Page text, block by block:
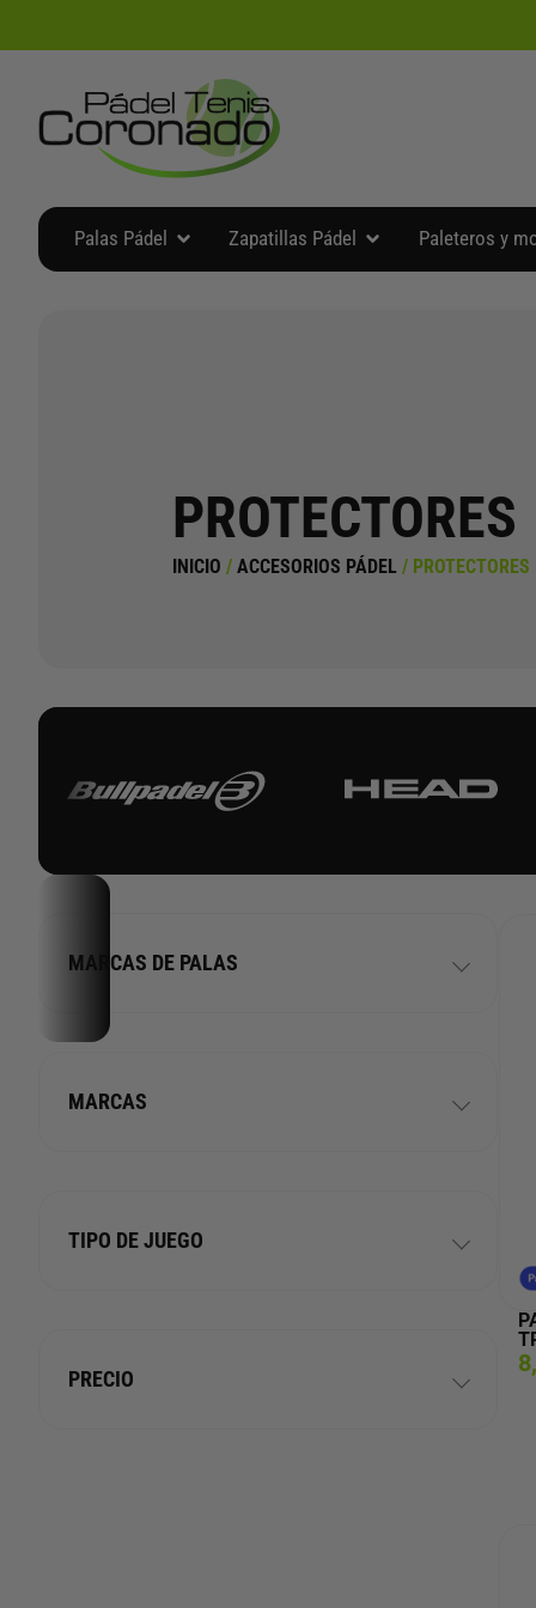
al
Palas Pádel Abrir Palas Pádel
Zapatillas Pádel Abrir Zapatillas Pádel
Paleteros y
PROTECTORES
INICIO / ACCESORIOS PÁDEL / PROTECTORES
MARCAS DE PALAS
MARCAS
TIPO DE JUEGO
PRECIO